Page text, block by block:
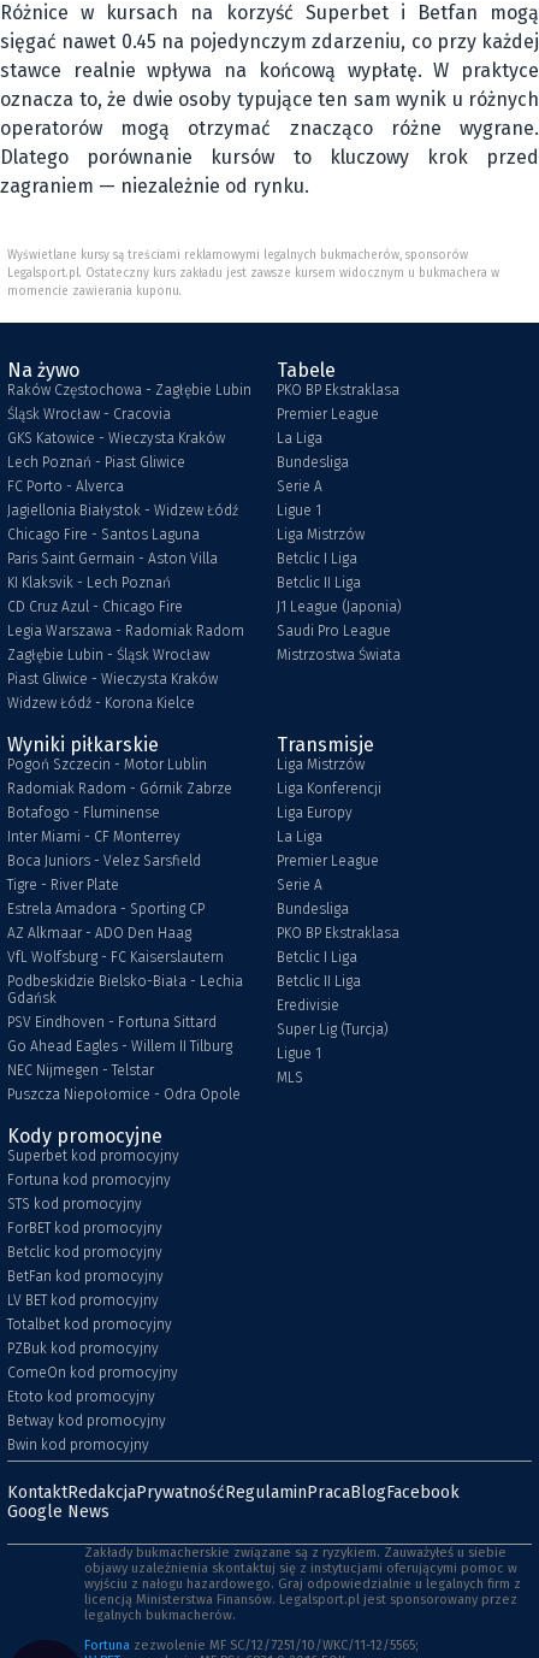
Różnice w kursach na korzyść Superbet i Betfan mogą
sięgać nawet 0.45 na pojedynczym zdarzeniu, co przy każdej
stawce realnie wpływa na końcową wypłatę. W praktyce
oznacza to, że dwie osoby typujące ten sam wynik u różnych
operatorów mogą otrzymać znacząco różne wygrane.
Dlatego porównanie kursów to kluczowy krok przed
zagraniem — niezależnie od rynku.
Wyświetlane kursy są treściami reklamowymi legalnych bukmacherów, sponsorów
Legalsport.pl. Ostateczny kurs zakładu jest zawsze kursem widocznym u bukmachera w
momencie zawierania kuponu.
Na żywo
Raków Częstochowa - Zagłębie Lubin
Śląsk Wrocław - Cracovia
GKS Katowice - Wieczysta Kraków
Lech Poznań - Piast Gliwice
FC Porto - Alverca
Jagiellonia Białystok - Widzew Łódź
Chicago Fire - Santos Laguna
Paris Saint Germain - Aston Villa
KI Klaksvik - Lech Poznań
CD Cruz Azul - Chicago Fire
Legia Warszawa - Radomiak Radom
Zagłębie Lubin - Śląsk Wrocław
Piast Gliwice - Wieczysta Kraków
Widzew Łódź - Korona Kielce
Tabele
PKO BP Ekstraklasa
Premier League
La Liga
Bundesliga
Serie A
Ligue 1
Liga Mistrzów
Betclic I Liga
Betclic II Liga
J1 League (Japonia)
Saudi Pro League
Mistrzostwa Świata
Wyniki piłkarskie
Pogoń Szczecin - Motor Lublin
Radomiak Radom - Górnik Zabrze
Botafogo - Fluminense
Inter Miami - CF Monterrey
Boca Juniors - Velez Sarsfield
Tigre - River Plate
Estrela Amadora - Sporting CP
AZ Alkmaar - ADO Den Haag
VfL Wolfsburg - FC Kaiserslautern
Podbeskidzie Bielsko-Biała - Lechia
Gdańsk
PSV Eindhoven - Fortuna Sittard
Go Ahead Eagles - Willem II Tilburg
NEC Nijmegen - Telstar
Puszcza Niepołomice - Odra Opole
Transmisje
Liga Mistrzów
Liga Konferencji
Liga Europy
La Liga
Premier League
Serie A
Bundesliga
PKO BP Ekstraklasa
Betclic I Liga
Betclic II Liga
Eredivisie
Super Lig (Turcja)
Ligue 1
MLS
Kody promocyjne
Superbet kod promocyjny
Fortuna kod promocyjny
STS kod promocyjny
ForBET kod promocyjny
Betclic kod promocyjny
BetFan kod promocyjny
LV BET kod promocyjny
Totalbet kod promocyjny
PZBuk kod promocyjny
ComeOn kod promocyjny
Etoto kod promocyjny
Betway kod promocyjny
Bwin kod promocyjny
KontaktRedakcjaPrywatnośćRegulaminPracaBlogFacebook
Google News
Zakłady bukmacherskie związane są z ryzykiem. Zauważyłeś u siebie
objawy uzależnienia skontaktuj się z instytucjami oferującymi pomoc w
wyjściu z nałogu hazardowego. Graj odpowiedzialnie u legalnych firm z
licencją Ministerstwa Finansów. Legalsport.pl jest sponsorowany przez
legalnych bukmacherów.
Fortuna zezwolenie MF SC/12/7251/10/WKC/11-12/5565;